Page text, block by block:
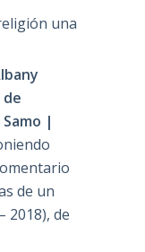
una
|
de un
2018), de